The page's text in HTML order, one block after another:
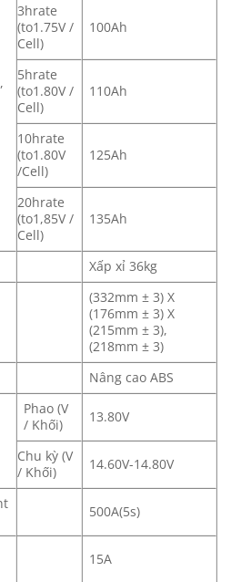
3hrate
(to1.75V /
Cell)
100Ah
5hrate
(to1.80V /
Cell)
110Ah
10hrate
(to1.80V
/Cell)
125Ah
20hrate
(to1,85V /
Cell)
135Ah
Xấp xỉ 36kg
(332mm ± 3) X
(176mm ± 3) X
(215mm ± 3),
(218mm ± 3)
Nâng cao ABS
Phao (V
/ Khối)
13.80V
Chu kỳ (V
/ Khối)
14.60V-14.80V
500A(5s)
15A